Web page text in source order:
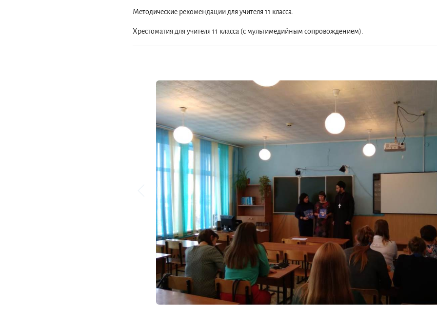
Методические рекомендации для учителя 11 класса.
Хрестоматия для учителя 11 класса (с мультимедийным сопровождением).